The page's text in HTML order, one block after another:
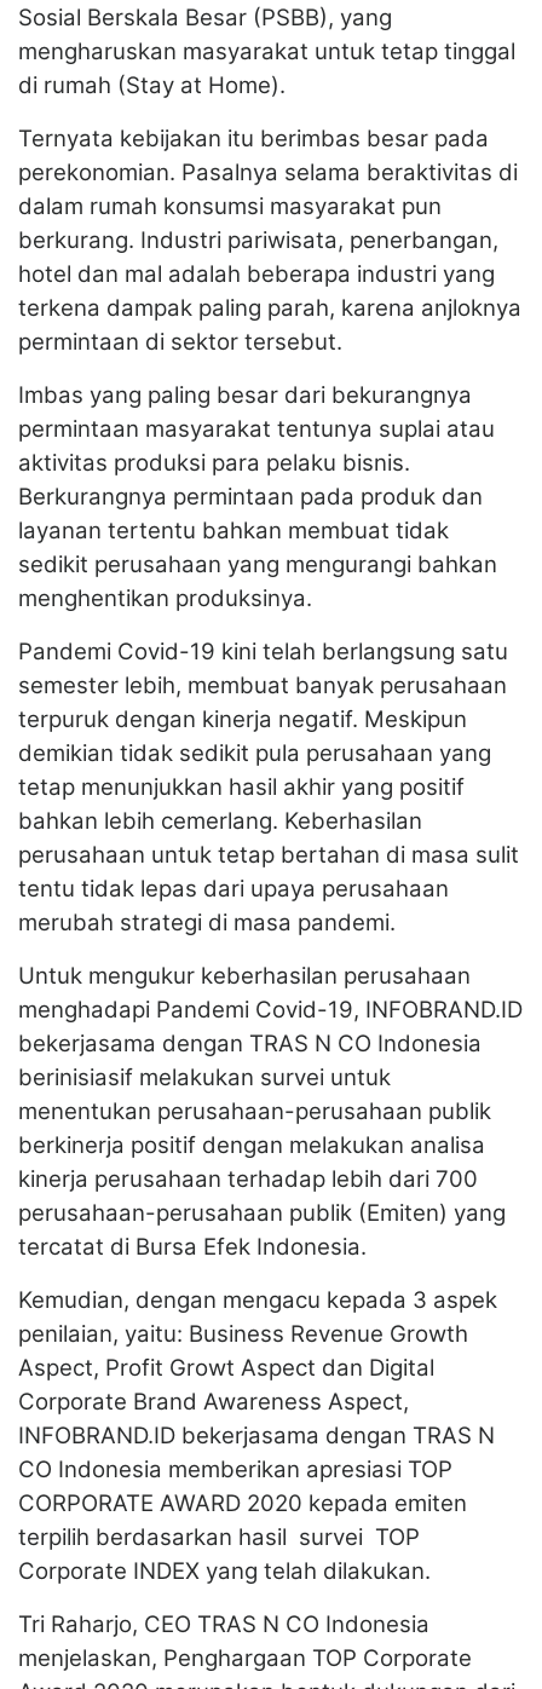
Sosial Berskala Besar (PSBB), yang
mengharuskan masyarakat untuk tetap tinggal
di rumah (Stay at Home).
Ternyata kebijakan itu berimbas besar pada
perekonomian. Pasalnya selama beraktivitas di
dalam rumah konsumsi masyarakat pun
berkurang. Industri pariwisata, penerbangan,
hotel dan mal adalah beberapa industri yang
terkena dampak paling parah, karena anjloknya
permintaan di sektor tersebut.
Imbas yang paling besar dari bekurangnya
permintaan masyarakat tentunya suplai atau
aktivitas produksi para pelaku bisnis.
Berkurangnya permintaan pada produk dan
layanan tertentu bahkan membuat tidak
sedikit perusahaan yang mengurangi bahkan
menghentikan produksinya.
Pandemi Covid-19 kini telah berlangsung satu
semester lebih, membuat banyak perusahaan
terpuruk dengan kinerja negatif. Meskipun
demikian tidak sedikit pula perusahaan yang
tetap menunjukkan hasil akhir yang positif
bahkan lebih cemerlang. Keberhasilan
perusahaan untuk tetap bertahan di masa sulit
tentu tidak lepas dari upaya perusahaan
merubah strategi di masa pandemi.
Untuk mengukur keberhasilan perusahaan
menghadapi Pandemi Covid-19, INFOBRAND.ID
bekerjasama dengan TRAS N CO Indonesia
berinisiasif melakukan survei untuk
menentukan perusahaan-perusahaan publik
berkinerja positif dengan melakukan analisa
kinerja perusahaan terhadap lebih dari 700
perusahaan-perusahaan publik (Emiten) yang
tercatat di Bursa Efek Indonesia.
Kemudian, dengan mengacu kepada 3 aspek
penilaian, yaitu: Business Revenue Growth
Aspect, Profit Growt Aspect dan Digital
Corporate Brand Awareness Aspect,
INFOBRAND.ID bekerjasama dengan TRAS N
CO Indonesia memberikan apresiasi TOP
CORPORATE AWARD 2020 kepada emiten
terpilih berdasarkan hasil survei TOP
Corporate INDEX yang telah dilakukan.
Tri Raharjo, CEO TRAS N CO Indonesia
menjelaskan, Penghargaan TOP Corporate